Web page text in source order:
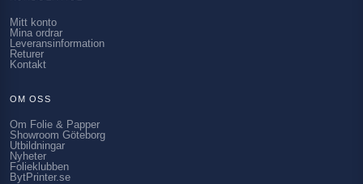
Mitt konto
Mina ordrar
Leveransinformation
Returer
Kontakt
OM OSS
Om Folie & Papper
Showroom Göteborg
Utbildningar
Nyheter
Folieklubben
BytPrinter.se